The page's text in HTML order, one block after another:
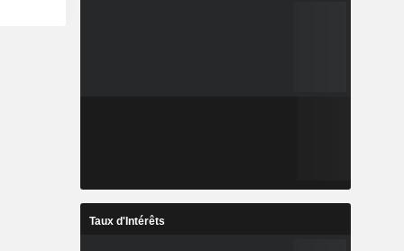
Taux d'Intérêts